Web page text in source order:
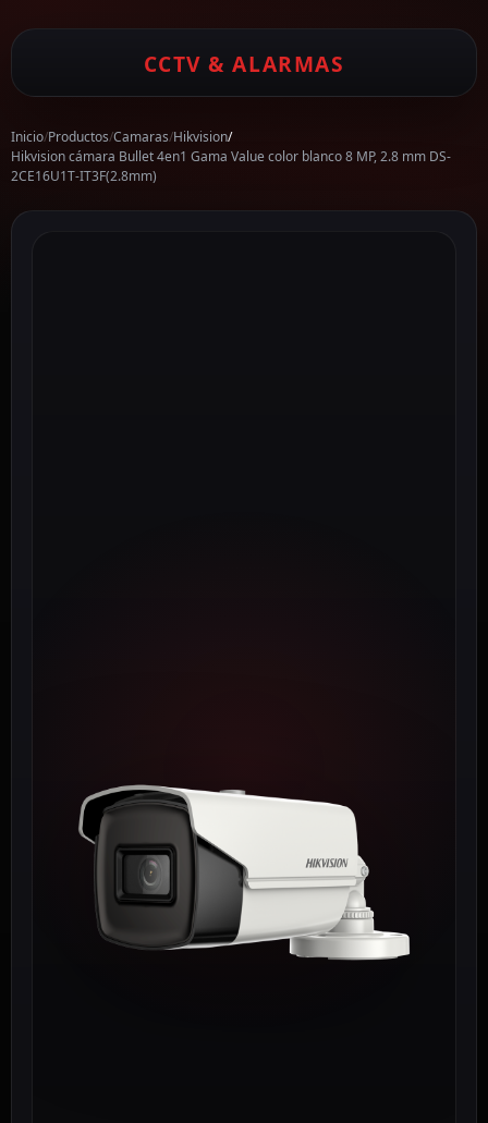
CCTV & ALARMAS
Inicio/Productos/Camaras/Hikvision/
Hikvision cámara Bullet 4en1 Gama Value color blanco 8 MP, 2.8 mm DS-
2CE16U1T-IT3F(2.8mm)